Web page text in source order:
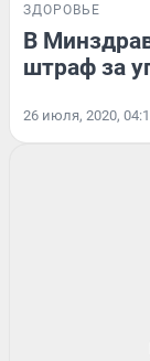
ЗДОРОВЬЕ
В
штраф за
26 июля, 2020,